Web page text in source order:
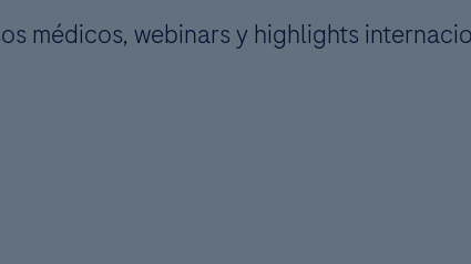
médicos, webinars y highlights